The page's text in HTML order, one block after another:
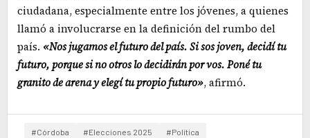
ciudadana, especialmente entre los jóvenes, a quienes
llamó a involucrarse en la definición del rumbo del
país. «Nos jugamos el futuro del país. Si sos joven, decidí tu
futuro, porque si no otros lo decidirán por vos. Poné tu
granito de arena y elegí tu propio futuro», afirmó.
#Córdoba #Elecciones 2025 #Política